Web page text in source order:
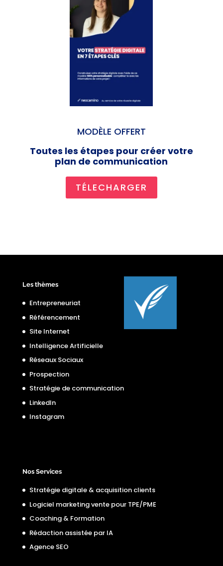
MODÈLE OFFERT
Toutes les étapes pour créer votre
plan de communication
TÉLECHARGER
Les thèmes
Entrepreneuriat
Référencement
Site Internet
Intelligence Artificielle
Réseaux Sociaux
Prospection
Stratégie de communication
LinkedIn
Instagram
Nos Services
Stratégie digitale & acquisition clients
Logiciel marketing vente pour TPE/PME
Coaching & Formation
Rédaction assistée par IA
Agence SEO